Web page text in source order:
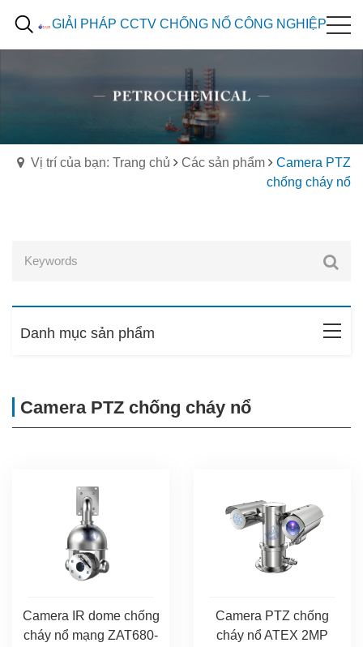
GIẢI PHÁP CCTV CHỐNG NỔ CÔNG NGHIỆP
Vị trí của bạn: Trang chủ Các sản phẩm
Camera PTZ
chống cháy nổ
Danh mục sản phẩm
Camera PTZ chống cháy nổ
Camera IR dome chống
cháy nổ mạng ZAT680-
Camera PTZ chống
cháy nổ ATEX 2MP